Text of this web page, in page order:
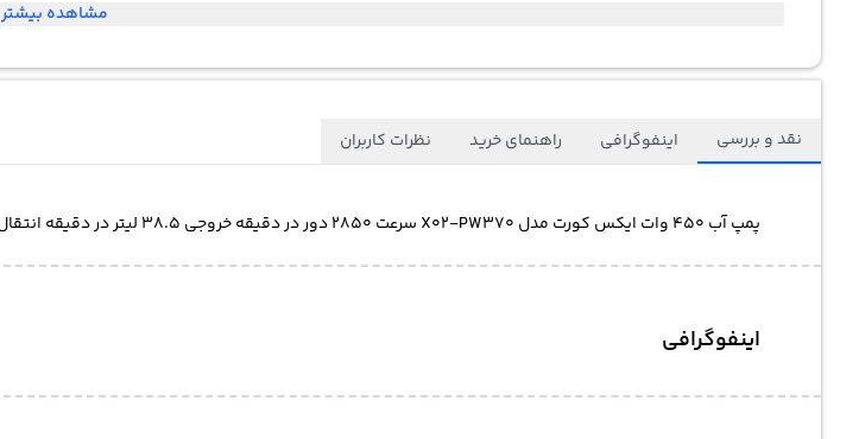
مشاهده بیشتر
نقد و بررسی اینفوگرافی راهنمای خرید نظرات کاربران
پمپ آب 450 وات ایکس کورت مدل X02-PW370 سرعت 2850 دور در دقیقه خروجی 38.5 لیتر در دقیقه انتقال آب ارتفاع 36 متر مکنده کف 8 متر
اینفوگرافی